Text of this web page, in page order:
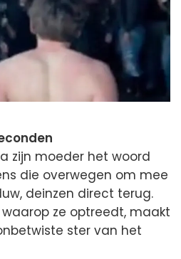
zijn moeder het woord
die overwegen om mee
deinzen direct terug.
ze optreedt, maakt
ster van het